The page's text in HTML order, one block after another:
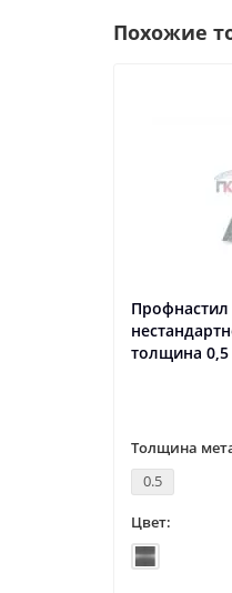
Похожие
толщина
Толщина
0.5
Цвет: